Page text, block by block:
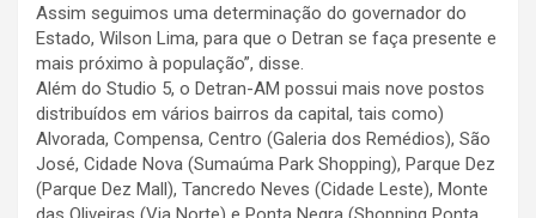
Assim seguimos uma determinação do governador do
Estado, Wilson Lima, para que o Detran se faça presente e
mais próximo à população”, disse.
Além do Studio 5, o Detran-AM possui mais nove postos
distribuídos em vários bairros da capital, tais como)
Alvorada, Compensa, Centro (Galeria dos Remédios), São
José, Cidade Nova (Sumaúma Park Shopping), Parque Dez
(Parque Dez Mall), Tancredo Neves (Cidade Leste), Monte